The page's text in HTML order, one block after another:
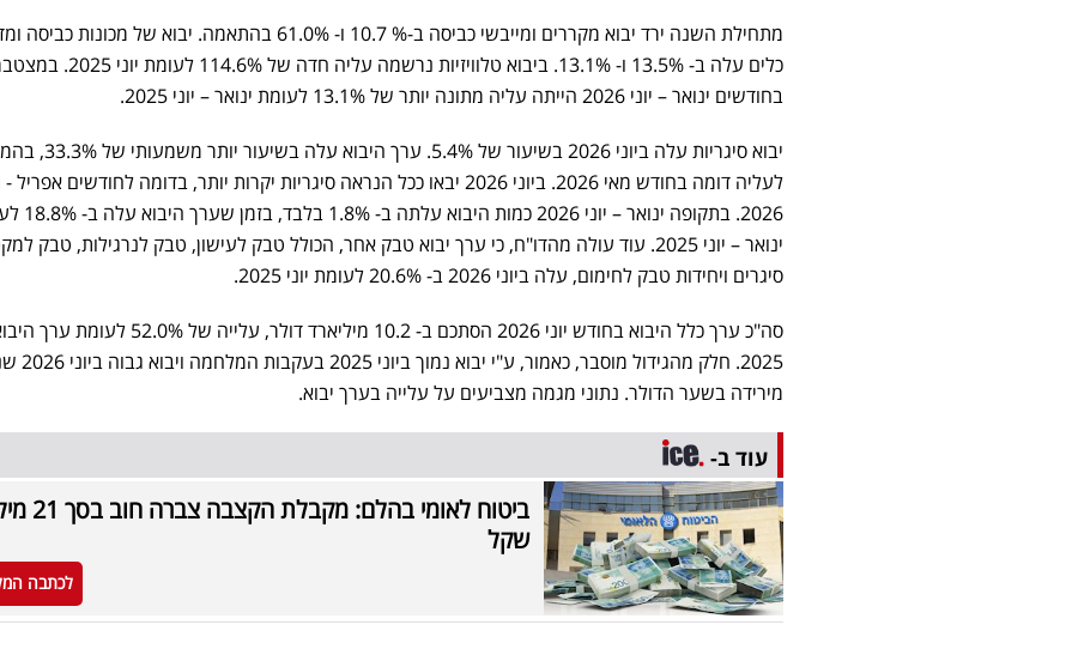
מתחילת השנה ירד יבוא מקררים ומייבשי כביסה ב-% 10.7 ו- 61.0% בהתאמה. יבוא של מכונות
כלים עלה ב- 13.5% ו- 13.1%. ביבוא טלוויזיות נרשמה עליה חדה של 114.6% לעומת
בחודשים ינואר – יוני 2026 הייתה עליה מתונה יותר של 13.1% לעומת ינואר – יוני 2025.
יבוא סיגריות עלה ביוני 2026 בשיעור של 5.4%. ערך היבוא
לעליה דומה בחודש מאי 2026. ביוני 2026 יבאו ככל הנראה סיגריות יקרות יותר, בדומה לחודשים
2026. בתקופה ינואר – יוני
ינואר – יוני 2025. עוד עולה מהדו"ח, כי ערך יבוא טבק אחר, הכולל טבק לעישון, טבק לנרגילות, טבק
סיגרים ויחידות טבק לחימום, עלה ביוני 2026 ב- 20.6% לעומת יוני 2025.
סה"כ ערך כלל היבוא בחודש יוני 2026 הסתכם ב- 10.2 מיליארד דולר, עלייה
2025. חלק מהגידול
מירידה בשער הדולר. נתוני מגמה מצביעים על עלייה בערך יבוא.
עוד ב-
ביטוח לאומי בהלם:
שקל
לכתבה